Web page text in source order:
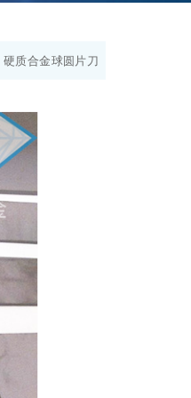
硬质合金球圆片刀